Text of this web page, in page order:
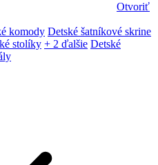
Otvoriť
komody Detské šatníkové skrine
stolíky + 2 ďalšie Detské